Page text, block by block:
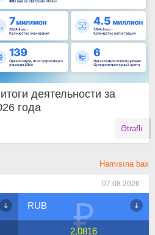
деятельности за
года
Ətraflı
Hamısına bax
07.08.2026
$
USD
1.7